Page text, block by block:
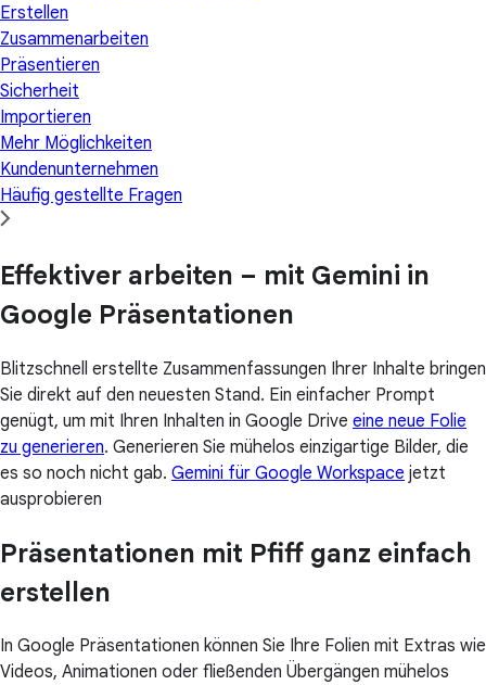
Erstellen
Zusammenarbeiten
Präsentieren
Sicherheit
Importieren
Mehr Möglichkeiten
Kundenunternehmen
Häufig gestellte Fragen
Effektiver arbeiten – mit Gemini in
Google Präsentationen
Blitzschnell erstellte Zusammenfassungen Ihrer Inhalte bringen
Sie direkt auf den neuesten Stand. Ein einfacher Prompt
genügt, um mit Ihren Inhalten in Google Drive eine neue Folie
zu generieren. Generieren Sie mühelos einzigartige Bilder, die
es so noch nicht gab. Gemini für Google Workspace jetzt
ausprobieren
Präsentationen mit Pfiff ganz einfach
erstellen
In Google Präsentationen können Sie Ihre Folien mit Extras wie
Videos, Animationen oder fließenden Übergängen mühelos